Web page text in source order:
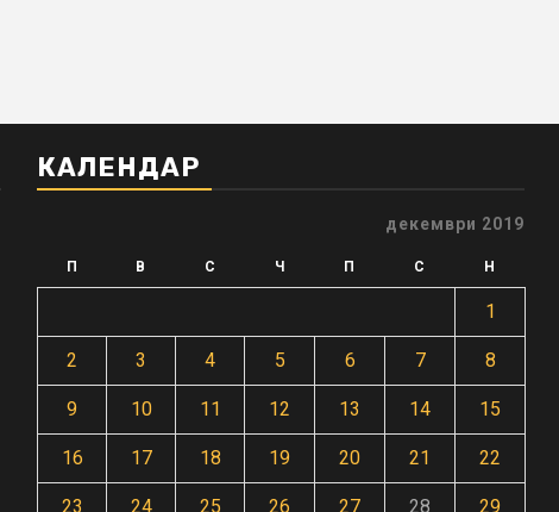
КАЛЕНДАР
декември 2019
П В С Ч П С Н
1
2 3 4 5 6 7 8
9 10 11 12 13 14 15
16 17 18 19 20 21 22
23 24 25 26 27 28 29